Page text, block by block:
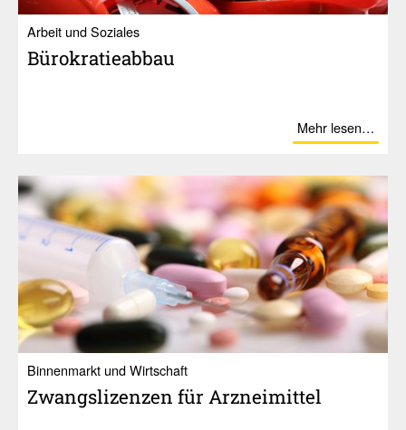
Ar­beit und So­zia­les
Büro­kra­tie­abbau
Mehr lesen…
Binnenmarkt und Wirtschaft
Zwangs­li­zenzen für Arznei­mittel